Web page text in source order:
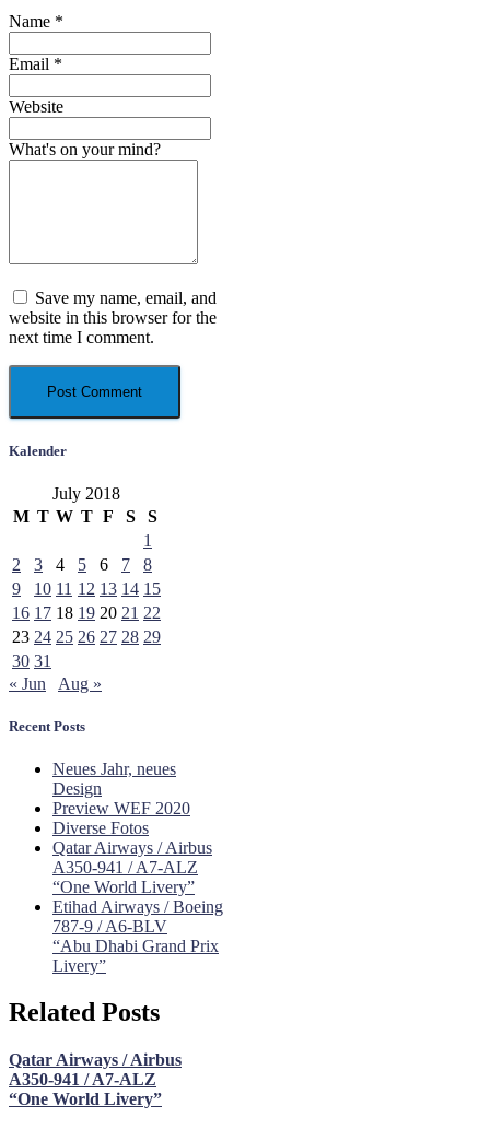
Name *
Email *
Website
What's on your mind?
Save my name, email, and
website in this browser for the
next time I comment.
Kalender
July 2018
M T W T F S
S
1
2
3 4 5 6 7
8
9
10 11 12 13 14 15
16 17 18 19 20 21 22
23 24 25 26 27 28 29
30 31
« Jun
Aug »
Recent Posts
Neues Jahr, neues
Design
Preview WEF 2020
Diverse Fotos
Qatar Airways / Airbus
A350-941 / A7-ALZ
“One World Livery”
Etihad Airways / Boeing
787-9 / A6-BLV
“Abu Dhabi Grand Prix
Livery”
Related Posts
Qatar Airways / Airbus
A350-941 / A7-ALZ
“One World Livery”